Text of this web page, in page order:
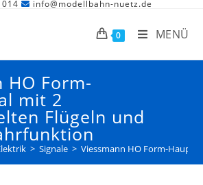
info@modellbahn-nuetz.de
0 MENÜ
HO Form-
mit 2
Flügeln und
> Signale > Viessmann HO Form-